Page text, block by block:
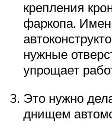
крепления
фаркопа.
нужные
упрощает
Это нужно
днищем